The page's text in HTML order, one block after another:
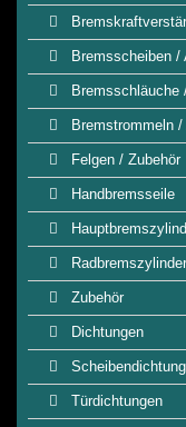
Bremsscheiben /
Bremsschläuche
Bremstrommeln
Felgen / Zubehör
Handbremsseile
Zubehör
Dichtungen
Türdichtungen